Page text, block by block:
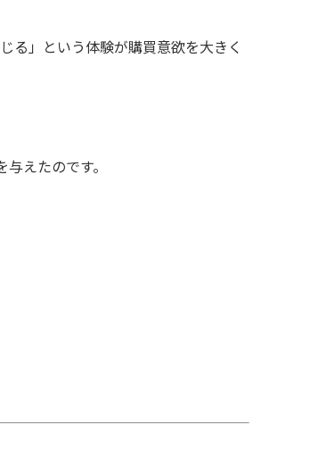
る」という体験が購買意欲を大きく
えたのです。